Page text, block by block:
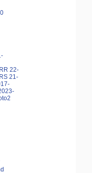
22-
21-